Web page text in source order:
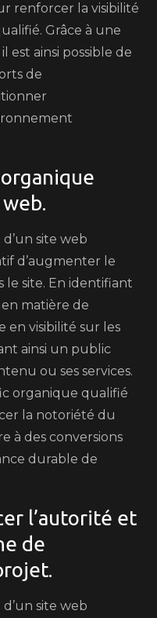
renforcer la visibilité
Grâce à une
est ainsi possible de
de
site web
d’augmenter le
le site. En identifiant
matière de
en visibilité sur les
ainsi un public
ou ses services.
organique qualifié
la notoriété du
à des conversions
durable de
l’autorité et
de
site web